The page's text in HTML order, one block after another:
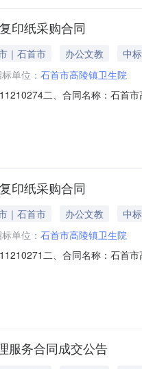
印纸采购合同
｜石首市 办公文教
中
单位： 石首市高陵镇卫生院
二、合同名称：石首
六、合同主要信息主
印纸采购合同
｜石首市 办公文教
中
单位： 石首市高陵镇卫生院
二、合同名称：石首
六、合同主要信息主
服务合同成交公告